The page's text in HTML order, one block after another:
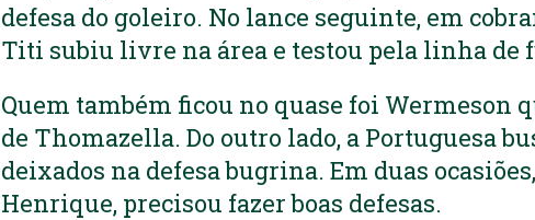
defesa do goleiro. No lance seguinte, em
Titi subiu livre na área e testou pela linha de
Quem também ficou no quase foi Wermeson
de Thomazella. Do outro lado, a Portuguesa
deixados na defesa bugrina. Em duas
Henrique, precisou fazer boas defesas.